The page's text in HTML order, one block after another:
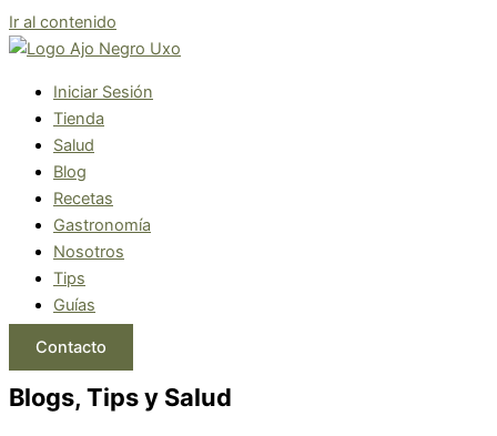
Ir al contenido
Iniciar Sesión
Tienda
Salud
Blog
Recetas
Gastronomía
Nosotros
Tips
Guías
Contacto
Blogs, Tips y Salud